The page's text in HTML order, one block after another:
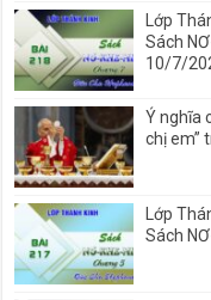
Lớp
Sách
10/7/
Ý nghĩa
chị em”
Lớp
Sách